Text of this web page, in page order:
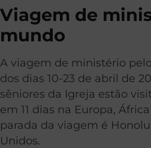
Viagem de
mundo
A viagem de ministério
dos dias 10-23 de abril de
sêniores da Igreja estão
em 11 dias na Europa,
parada da viagem é
Unidos.